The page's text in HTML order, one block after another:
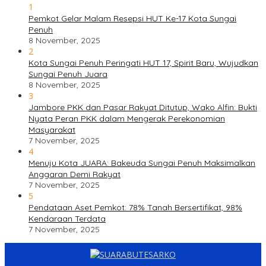
1
Pemkot Gelar Malam Resepsi HUT Ke-17 Kota Sungai
Penuh
8 November, 2025
2
Kota Sungai Penuh Peringati HUT 17, Spirit Baru, Wujudkan
Sungai Penuh Juara
8 November, 2025
3
Jambore PKK dan Pasar Rakyat Ditutup, Wako Alfin: Bukti
Nyata Peran PKK dalam Mengerak Perekonomian
Masyarakat
7 November, 2025
4
Menuju Kota JUARA: Bakeuda Sungai Penuh Maksimalkan
Anggaran Demi Rakyat
7 November, 2025
5
Pendataan Aset Pemkot: 78% Tanah Bersertifikat, 98%
Kendaraan Terdata
7 November, 2025